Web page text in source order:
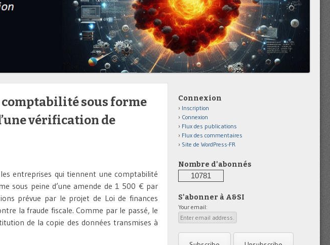
sous forme
vérification de
entreprises qui tiennent une comptabilité
sous peine d’une amende de 1 500 € par
prévue par le projet de Loi de finances
la fraude fiscale. Comme par le passé, le
de la copie des données transmises à
Connexion
Inscription
Connexion
Flux des publications
Flux des commentaires
Site de WordPress-FR
Nombre d'abonnés
10781
S'abonner à A&SI
Your email: